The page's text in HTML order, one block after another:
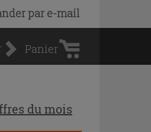
par e-mail
d'achat
Panier
du mois